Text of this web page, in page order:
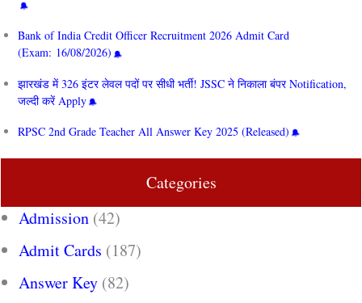
Bank of India Credit Officer Recruitment 2026 Admit Card
(Exam: 16/08/2026)
झारखंड में 326 इंटर लेवल पदों पर सीधी भर्ती! JSSC ने निकाला बंपर Notification,
जल्दी करें Apply
RPSC 2nd Grade Teacher All Answer Key 2025 (Released)
Categories
Admission (42)
Admit Cards (187)
Answer Key (82)